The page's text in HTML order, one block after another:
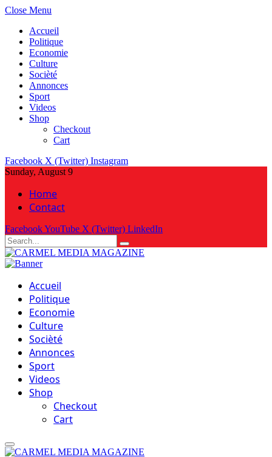
Close Menu
Accueil
Politique
Economie
Culture
Socièté
Annonces
Sport
Videos
Shop
Checkout
Cart
Facebook X (Twitter) Instagram
Sunday, August 9
Home
Contact
FacebookYouTube X (Twitter) LinkedIn
Accueil
Politique
Economie
Culture
Socièté
Annonces
Sport
Videos
Shop
Checkout
Cart